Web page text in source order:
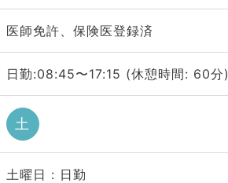
医師免許、保険医登録済
日勤:08:45〜17:15 (休憩時間: 60分)
土
土曜日 : 日勤